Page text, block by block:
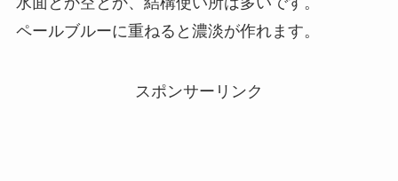
ペールブルーに重ねると濃淡が作れます。
スポンサーリンク